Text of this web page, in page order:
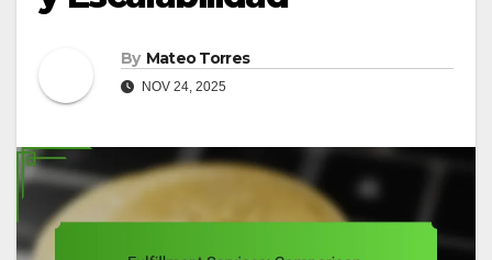
By Mateo Torres
NOV 24, 2025